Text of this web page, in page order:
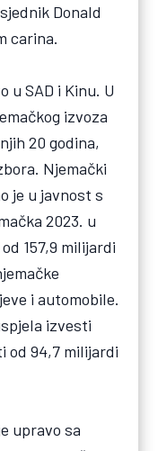
Donald
carina.
u SAD i Kinu. U
izvoza
20 godina,
Njemački
je u javnost s
2023. u
157,9 milijardi
i automobile.
izvesti
od 94,7 milijardi
upravo sa